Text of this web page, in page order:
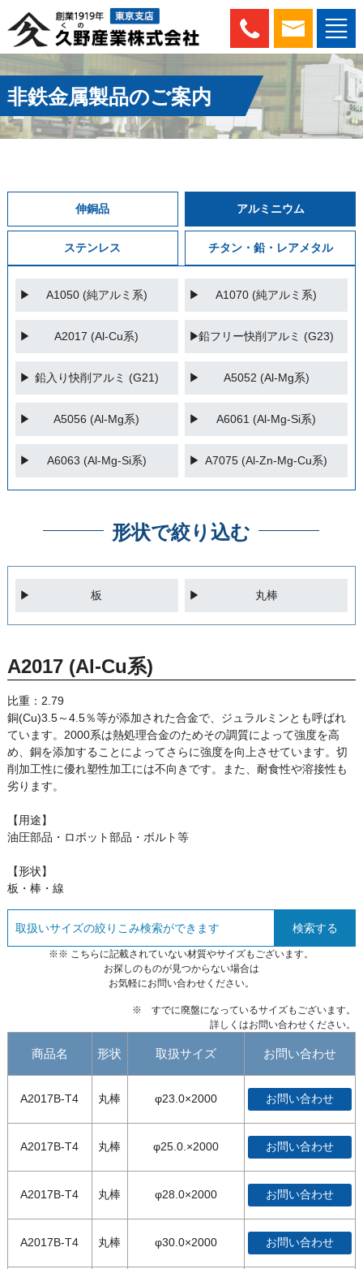
非鉄金属製品のご案内
伸銅品 アルミニウム
ステンレス チタン・鉛・レアメタル
A1050 (純アルミ系) A1070 (純アルミ系)
A2017 (Al-Cu系) 鉛フリー快削アルミ (G23)
鉛入り快削アルミ (G21) A5052 (Al-Mg系)
A5056 (Al-Mg系) A6061 (Al-Mg-Si系)
A6063 (Al-Mg-Si系) A7075 (Al-Zn-Mg-Cu系)
形状で絞り込む
板 丸棒
A2017 (Al-Cu系)
比重：2.79
銅(Cu)3.5～4.5％等が添加された合金で、ジュラルミンとも呼ばれ
ています。2000系は熱処理合金のためその調質によって強度を高
め、銅を添加することによってさらに強度を向上させています。切
削加工性に優れ塑性加工には不向きです。また、耐食性や溶接性も
劣ります。
【用途】
油圧部品・ロボット部品・ボルト等
【形状】
板・棒・線
検索する
※※ こちらに記載されていない材質やサイズもございます。
お探しのものが見つからない場合は
お気軽にお問い合わせください。
※ すでに廃盤になっているサイズもございます。
詳しくはお問い合わせください。
商品名 形状 取扱サイズ お問い合わせ
A2017B-T4 丸棒 φ23.0×2000 お問い合わせ
A2017B-T4 丸棒 φ25.0.×2000 お問い合わせ
A2017B-T4 丸棒 φ28.0×2000 お問い合わせ
A2017B-T4 丸棒 φ30.0×2000 お問い合わせ